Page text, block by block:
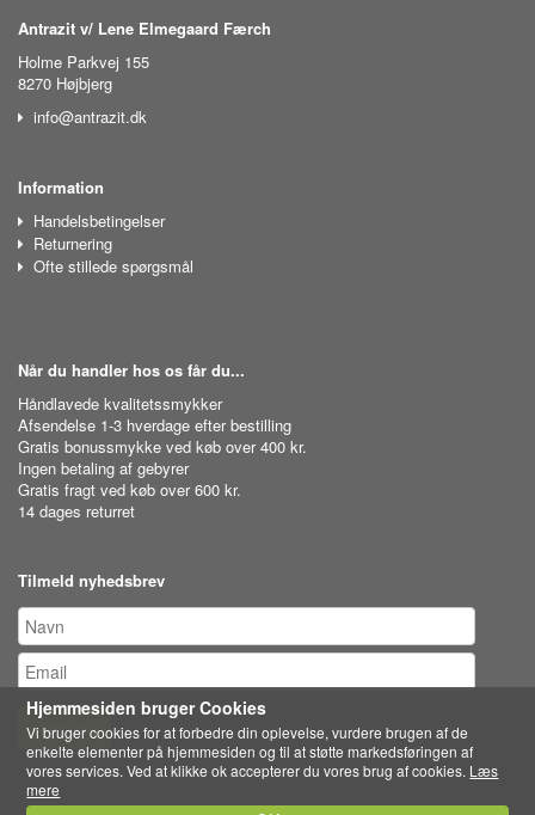
Antrazit v/ Lene Elmegaard Færch
Holme Parkvej 155
8270 Højbjerg
info@antrazit.dk
Information
Handelsbetingelser
Returnering
Ofte stillede spørgsmål
Når du handler hos os får du...
Håndlavede kvalitetssmykker
Afsendelse 1-3 hverdage efter bestilling
Gratis bonussmykke ved køb over 400 kr.
Ingen betaling af gebyrer
Gratis fragt ved køb over 600 kr.
14 dages returret
Tilmeld nyhedsbrev
Tilmeld
Hjemmesiden bruger Cookies
Vi bruger cookies for at forbedre din oplevelse, vurdere brugen af de
enkelte elementer på hjemmesiden og til at støtte markedsføringen af
vores services. Ved at klikke ok accepterer du vores brug af cookies. Læs
mere